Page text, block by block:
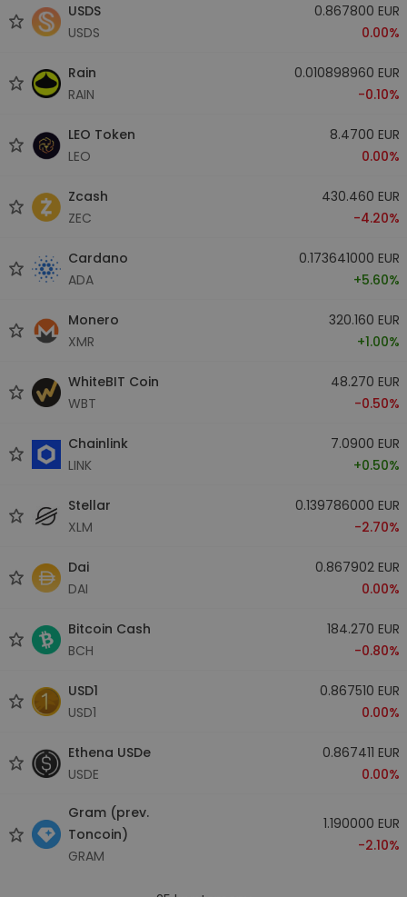
USDS
USDS
0.867800 EUR
0.00%
Rain
RAIN
0.010898960 EUR
-0.10%
LEO Token
LEO
8.4700 EUR
0.00%
Zcash
ZEC
430.460 EUR
-4.20%
Cardano
ADA
0.173641000 EUR
+5.60%
Monero
XMR
320.160 EUR
+1.00%
WhiteBIT Coin
WBT
48.270 EUR
-0.50%
Chainlink
LINK
7.0900 EUR
+0.50%
Stellar
XLM
0.139786000 EUR
-2.70%
Dai
DAI
0.867902 EUR
0.00%
Bitcoin Cash
BCH
184.270 EUR
-0.80%
USD1
USD1
0.867510 EUR
0.00%
Ethena USDe
USDE
0.867411 EUR
0.00%
Gram (prev.
Toncoin)
GRAM
1.190000 EUR
-2.10%